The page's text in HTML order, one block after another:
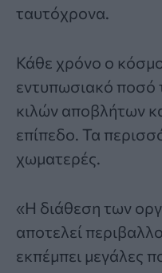
ταυτόχρονα.
Κάθε χρόνο ο
εντυπωσιακό ποσό
κιλών αποβλήτων
επίπεδο. Τα
χωματερές.
«Η διάθεση των
αποτελεί
εκπέμπει μεγάλες